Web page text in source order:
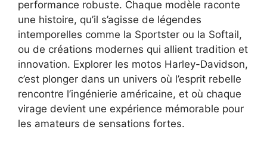
performance robuste. Chaque modèle raconte
une histoire, qu’il s’agisse de légendes
intemporelles comme la Sportster ou la Softail,
ou de créations modernes qui allient tradition et
innovation. Explorer les motos Harley-Davidson,
c’est plonger dans un univers où l’esprit rebelle
rencontre l’ingénierie américaine, et où chaque
virage devient une expérience mémorable pour
les amateurs de sensations fortes.